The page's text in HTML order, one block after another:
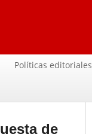
Políticas editoriales
de